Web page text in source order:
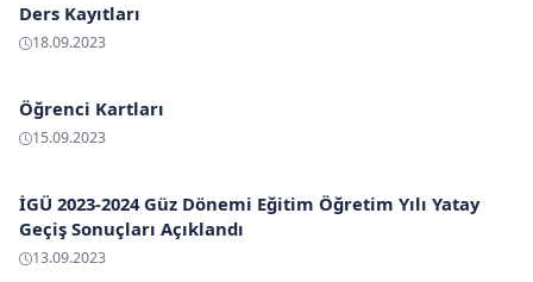
Ders Kayıtları
18.09.2023
Öğrenci Kartları
15.09.2023
İGÜ 2023-2024 Güz Dönemi Eğitim Öğretim Yılı Yatay
Geçiş Sonuçları Açıklandı
13.09.2023